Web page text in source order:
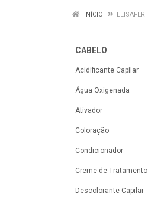
INÍCIO ELISAFER
CABELO
Acidificante Capilar
Água Oxigenada
Ativador
Coloração
Condicionador
Creme de Tratamento
Descolorante Capilar